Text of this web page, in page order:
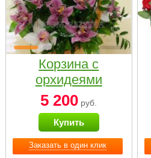
Заказать в один клик
Корзина с
орхидеями
малая
5 200 руб.
Купить